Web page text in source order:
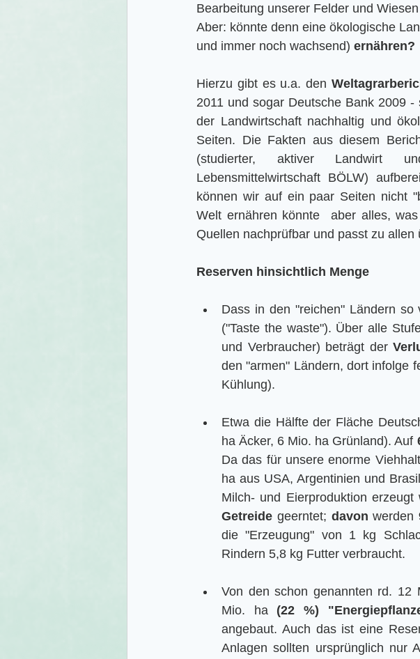
Bearbeitung unserer Felder und
Aber: könnte denn eine ökologische
und immer noch wachsend) ernähren?
Hierzu gibt es u.a. den
2011 und sogar Deutsche Bank 2009
der Landwirtschaft nachhaltig und
Seiten. Die Fakten aus diesem
(studierter, aktiver Landwirt
Lebensmittelwirtschaft BÖLW)
können wir auf ein paar Seiten nicht
Welt ernähren könnte  aber alles,
Quellen nachprüfbar und passt zu allen
Reserven hinsichtlich Menge
Dass in den "reichen" Ländern
("Taste the waste"). Über alle
und Verbraucher) beträgt der
den "armen" Ländern, dort infolge
Kühlung).
Etwa die Hälfte der Fläche
ha Äcker, 6 Mio. ha Grünland). Auf
Da das für unsere enorme
ha aus USA, Argentinien und
Milch- und Eierproduktion
Getreide geerntet; davon werden
die "Erzeugung" von 1 kg
Rindern 5,8 kg Futter verbraucht.
Von den schon genannten rd. 12
Mio. ha (22 %)
angebaut. Auch das ist eine
Anlagen sollten ursprünglich nur